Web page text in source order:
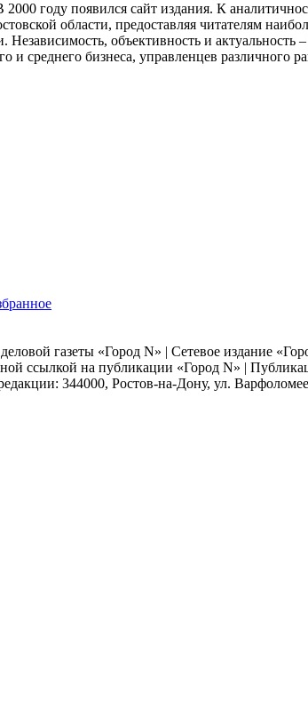
году появился сайт издания. К
области, предоставляя читателям
объективность и
среднего бизнеса, управленцев различного
газеты «Город N» | Сетевое издание
ссылкой на публикации «Город N» |
344000, Ростов-на-Дону, ул.